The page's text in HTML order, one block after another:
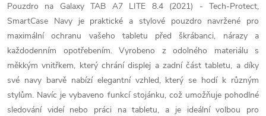
Pouzdro na Galaxy TAB A7 LITE 8.4 (2021) - Tech-Protect,
SmartCase Navy je praktické a stylové pouzdro navržené pro
maximální ochranu vašeho tabletu před škrábanci, nárazy a
každodenním opotřebením. Vyrobeno z odolného materiálu s
měkkým vnitřkem, který chrání displej a zadní část tabletu, a díky
své navy barvě nabízí elegantní vzhled, který se hodí k různým
stylům. Navíc je vybaveno funkcí stojánku, což umožňuje pohodlné
sledování videí nebo práci na tabletu, a je ideální volbou pro